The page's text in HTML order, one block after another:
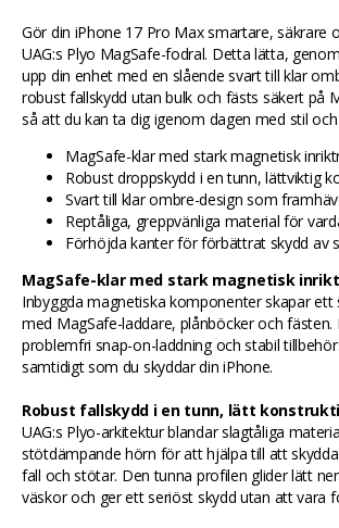
Gör din iPhone 17 Pro Max smartare, säkrare
UAG:s Plyo MagSafe-fodral. Detta lätta,
upp din enhet med en slående svart till klar
robust fallskydd utan bulk och fästs säkert på
så att du kan ta dig igenom dagen med stil
MagSafe-klar med stark magnetisk
Robust droppskydd i en tunn, lättviktig
Svart till klar ombre-design som
Reptåliga, greppvänliga material för
Förhöjda kanter för förbättrat skydd av
MagSafe-klar med stark magnetisk
Inbyggda magnetiska komponenter skapar ett
med MagSafe-laddare, plånböcker och fästen.
problemfri snap-on-laddning och stabil
samtidigt som du skyddar din iPhone.
Robust fallskydd i en tunn, lätt
UAG:s Plyo-arkitektur blandar slagtåliga
stötdämpande hörn för att hjälpa till att
fall och stötar. Den tunna profilen glider lätt
väskor och ger ett seriöst skydd utan att vara